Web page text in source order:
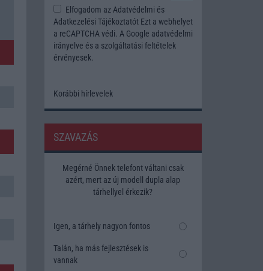
Elfogadom az Adatvédelmi és
Adatkezelési TájékoztatótEzt a webhelyet
a reCAPTCHA védi. A Google adatvédelmi
irányelve és a szolgáltatási feltételek
érvényesek.
Korábbi hírlevelek
SZAVAZÁS
Megérné Önnek telefont váltani csak
azért, mert az új modell dupla alap
tárhellyel érkezik?
Igen, a tárhely nagyon fontos
Talán, ha más fejlesztések is
vannak